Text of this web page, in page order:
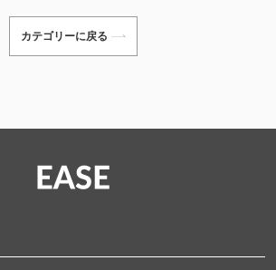
カテゴリーに戻る